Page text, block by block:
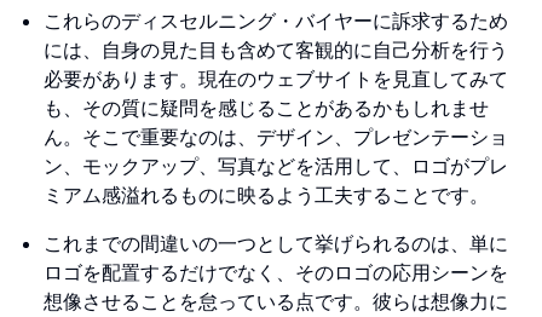
これらのディスセルニング・バイヤーに訴求するため
には、自身の見た目も含めて客観的に自己分析を行う
必要があります。現在のウェブサイトを見直してみて
も、その質に疑問を感じることがあるかもしれませ
ん。そこで重要なのは、デザイン、プレゼンテーショ
ン、モックアップ、写真などを活用して、ロゴがプレ
ミアム感溢れるものに映るよう工夫することです。
これまでの間違いの一つとして挙げられるのは、単に
ロゴを配置するだけでなく、そのロゴの応用シーンを
想像させることを怠っている点です。彼らは想像力に